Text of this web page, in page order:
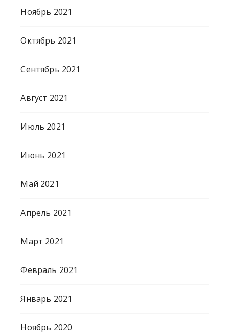
Ноябрь 2021
Октябрь 2021
Сентябрь 2021
Август 2021
Июль 2021
Июнь 2021
Май 2021
Апрель 2021
Март 2021
Февраль 2021
Январь 2021
Ноябрь 2020